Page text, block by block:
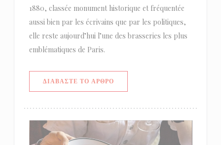
1880, classée monument historique et fréquentée
aussi bien par les écrivains que par les politiques,
elle reste aujourd’hui l’une des brasseries les plus
emblématiques de Paris.
ΔΙΑΒΆΣΤΕ ΤΟ ΆΡΘΡΟ((ΑΝΟΊΓΕΙ ΣΕ ΝΈΟ ΠΑΡΆΘΥΡΟ))